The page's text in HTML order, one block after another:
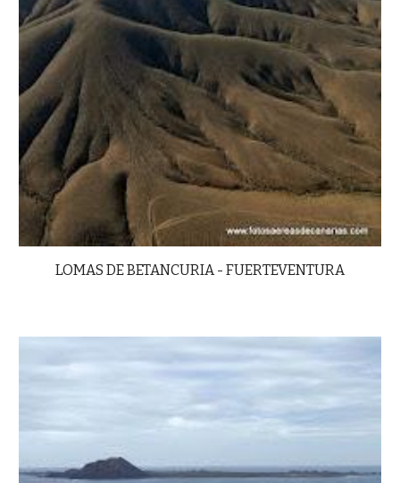
LOMAS DE BETANCURIA - FUERTEVENTURA